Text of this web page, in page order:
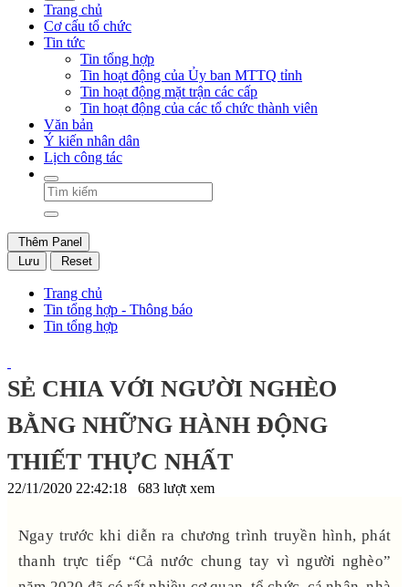
Trang chủ
Cơ cấu tổ chức
Tin tức
Tin tổng hợp
Tin hoạt động của Ủy ban MTTQ tỉnh
Tin hoạt động mặt trận các cấp
Tin hoạt động của các tổ chức thành viên
Văn bản
Ý kiến nhân dân
Lịch công tác
Thêm Panel
Lưu
Reset
Trang chủ
Tin tổng hợp - Thông báo
Tin tổng hợp
SẺ CHIA VỚI NGƯỜI NGHÈO
BẰNG NHỮNG HÀNH ĐỘNG
THIẾT THỰC NHẤT
22/11/2020 22:42:18 683 lượt xem
Ngay trước khi diễn ra chương trình truyền hình, phát
thanh trực tiếp “Cả nước chung tay vì người nghèo”